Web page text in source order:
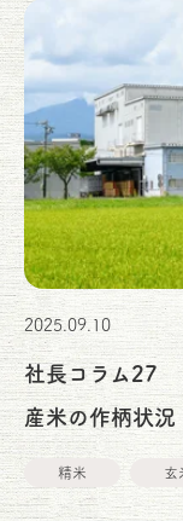
2025.09.10
社長コラム27
産米の作柄状況
精米 玄